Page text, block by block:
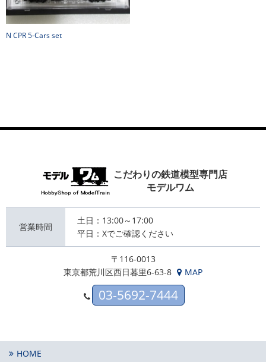
N CPR 5-Cars set
こだわりの鉄道模型専門店
モデルワム
営業時間
土日：13:00～17:00
平日：Xでご確認ください
〒116-0013
東京都荒川区西日暮里6-63-8
MAP
03-5692-7444
HOME